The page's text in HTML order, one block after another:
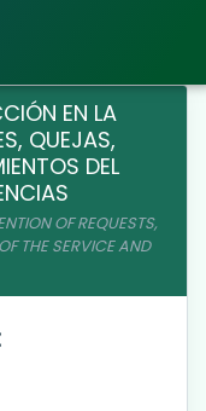
EN LA
QUEJAS,
DEL
OF REQUESTS,
THE SERVICE AND